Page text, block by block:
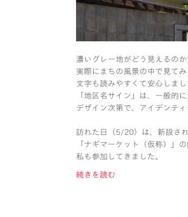
濃いグレー地がどう見えるの
実際にまちの風景の中で見て
文字も読みやすくて安心しまし
「地区名サイン」は、一般的
デザイン次第で、アイデンテ
訪れた日（5/20）は、新設さ
「ナギマーケット（仮称）」
私も参加してきました。
続きを読む